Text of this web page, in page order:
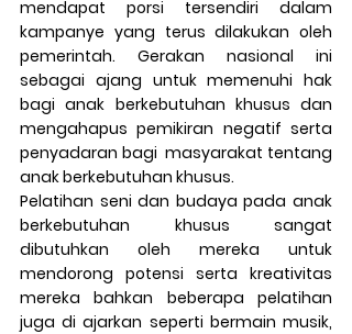
mendapat porsi tersendiri dalam
kampanye yang terus dilakukan oleh
pemerintah. Gerakan nasional ini
sebagai ajang untuk memenuhi hak
bagi anak berkebutuhan khusus dan
mengahapus pemikiran negatif serta
penyadaran bagi  masyarakat tentang
anak berkebutuhan khusus.
Pelatihan seni dan budaya pada anak
berkebutuhan khusus sangat
dibutuhkan oleh mereka untuk
mendorong potensi serta kreativitas
mereka bahkan beberapa pelatihan
juga di ajarkan seperti bermain musik,